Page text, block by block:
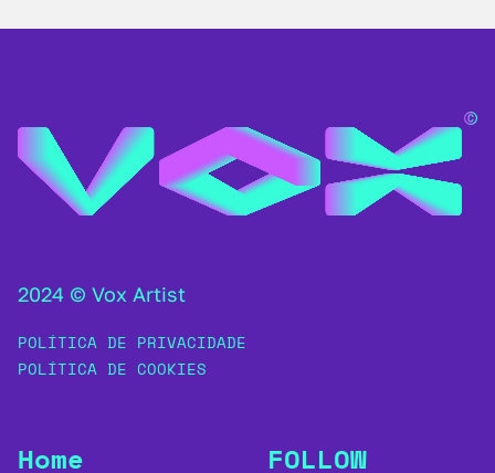
2024 © Vox Artist
POLÍTICA DE PRIVACIDADE
POLÍTICA DE COOKIES
Home FOLLOW